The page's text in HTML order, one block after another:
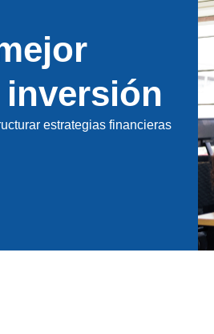
estrategias financieras